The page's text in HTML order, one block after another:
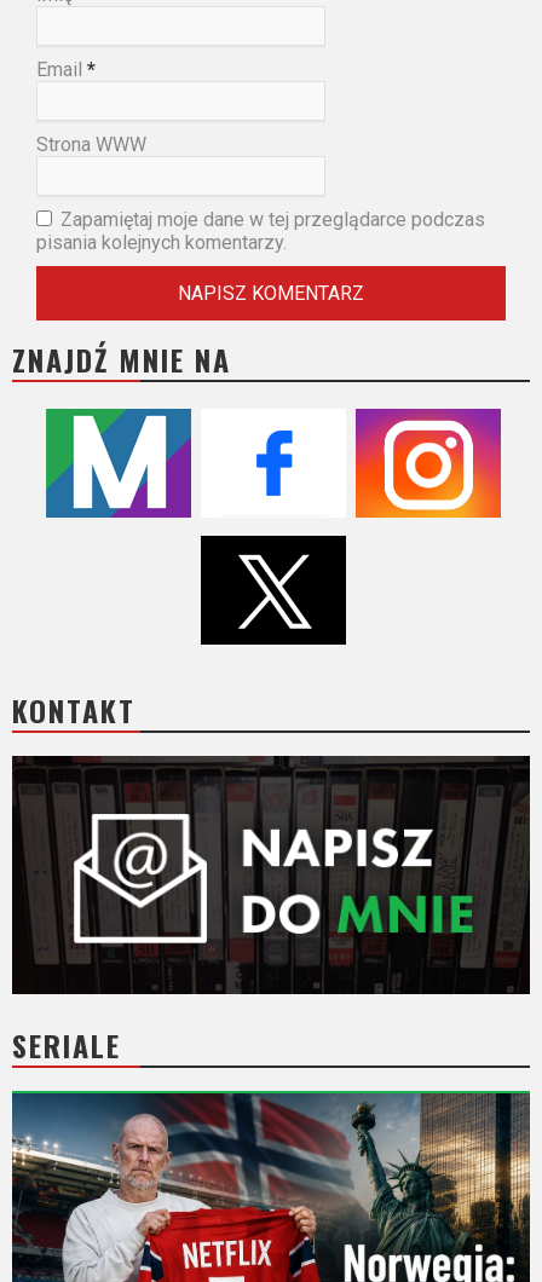
Email *
Strona WWW
Zapamiętaj moje dane w tej przeglądarce podczas
pisania kolejnych komentarzy.
ZNAJDŹ MNIE NA
KONTAKT
SERIALE